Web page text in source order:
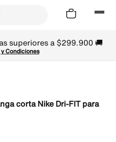
superiores a $299.900 🚚
Condiciones
corta Nike Dri-FIT para